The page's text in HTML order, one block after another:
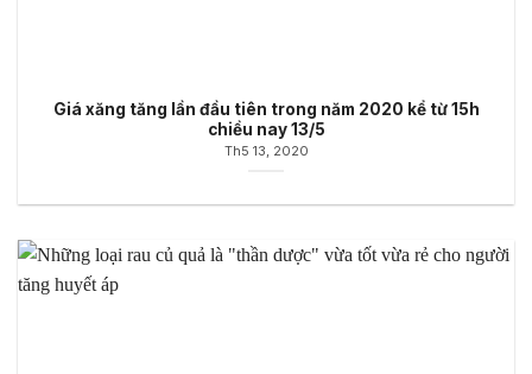
Giá xăng tăng lần đầu tiên trong năm 2020 kể từ 15h
chiều nay 13/5
Th5 13, 2020